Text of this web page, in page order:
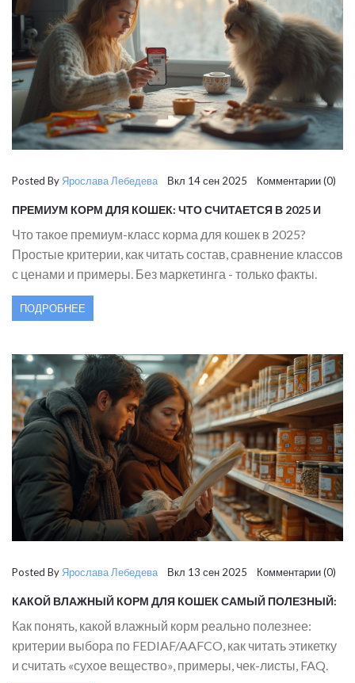
Posted By Ярослава ЛебедеваВкл 14 сен 2025 Комментарии (0)
ПРЕМИУМ КОРМ ДЛЯ КОШЕК: ЧТО СЧИТАЕТСЯ В 2025 И
Что такое премиум-класс корма для кошек в 2025?
Простые критерии, как читать состав, сравнение классов
с ценами и примеры. Без маркетинга - только факты.
ПОДРОБНЕЕ
Posted By Ярослава Лебедева Вкл 13 сен 2025 Комментарии (0)
КАКОЙ ВЛАЖНЫЙ КОРМ ДЛЯ КОШЕК САМЫЙ ПОЛЕЗНЫЙ:
(ГАЙД 2025)
Как понять, какой влажный корм реально полезнее:
критерии выбора по FEDIAF/AAFCO, как читать этикетку
и считать «сухое вещество», примеры, чек-листы, FAQ.